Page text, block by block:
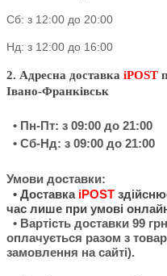
Сб: з 12:00 до 20:00
Нд: з 12:00 до 16:00
2. Адресна доставка iPOST
Івано-Франківськ
• Пн-Пт: з 09:00 до 21:00
• Сб-Нд: з 09:00 до 21:00
Умови доставки:
• Доставка iPOST
час лише при умові
• Вартість доставки 99
оплачується разом з
замовлення на сайті).